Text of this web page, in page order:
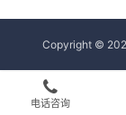
Copyright ©
电话咨询